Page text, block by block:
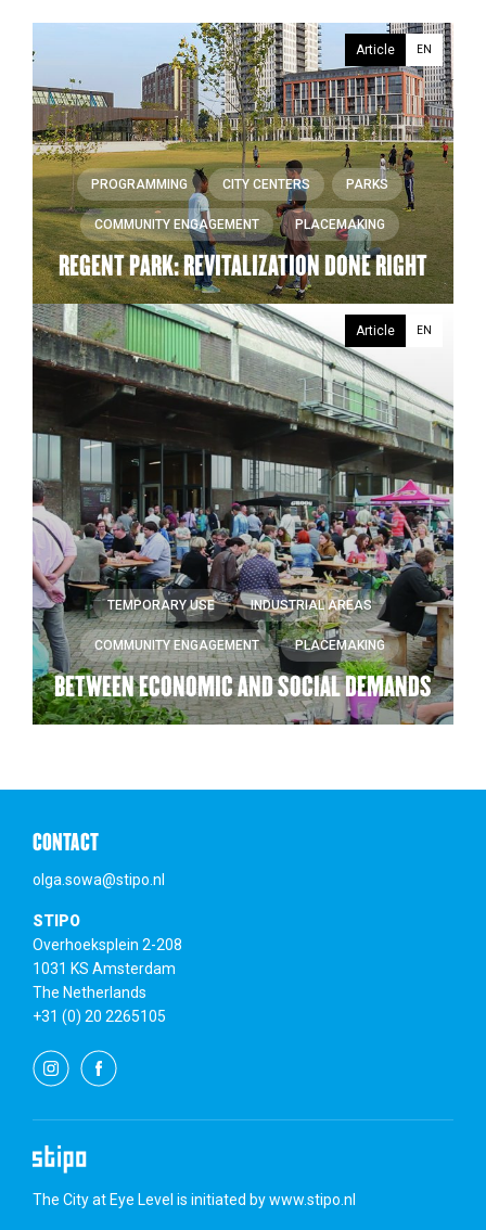
Article EN
COMMUNITY ENGAGEMENT PLACEMAKING
PROGRAMMING CITY CENTERS PARKS
REGENT PARK: REVITALIZATION DONE RIGHT
Article EN
COMMUNITY ENGAGEMENT PLACEMAKING
TEMPORARY USE INDUSTRIAL AREAS
BETWEEN ECONOMIC AND SOCIAL DEMANDS
CONTACT
olga.sowa@stipo.nl
STIPO
Overhoeksplein 2-208
1031 KS Amsterdam
The Netherlands
+31 (0) 20 2265105
The City at Eye Level is initiated bywww.stipo.nl